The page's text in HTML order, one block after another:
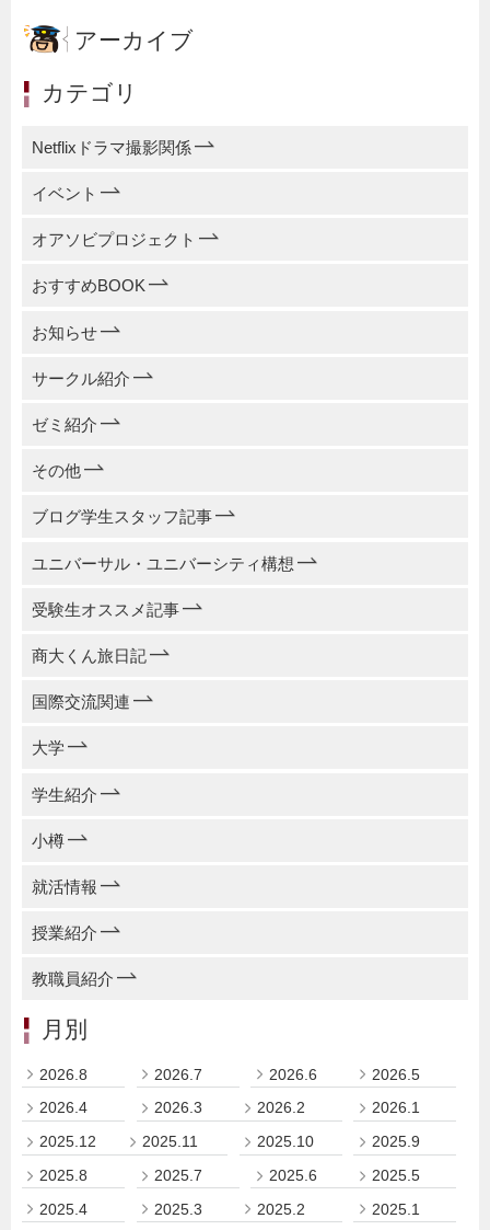
アーカイブ
カテゴリ
Netflixドラマ撮影関係
イベント
オアソビプロジェクト
おすすめBOOK
お知らせ
サークル紹介
ゼミ紹介
その他
ブログ学生スタッフ記事
ユニバーサル・ユニバーシティ構想
受験生オススメ記事
商大くん旅日記
国際交流関連
大学
学生紹介
小樽
就活情報
授業紹介
教職員紹介
月別
2026.8 2026.7 2026.6
2026.5
2026.4
2026.3 2026.2
2026.1
2025.12
2025.11 2025.10
2025.9
2025.8
2025.7 2025.6
2025.5
2025.4
2025.3 2025.2
2025.1